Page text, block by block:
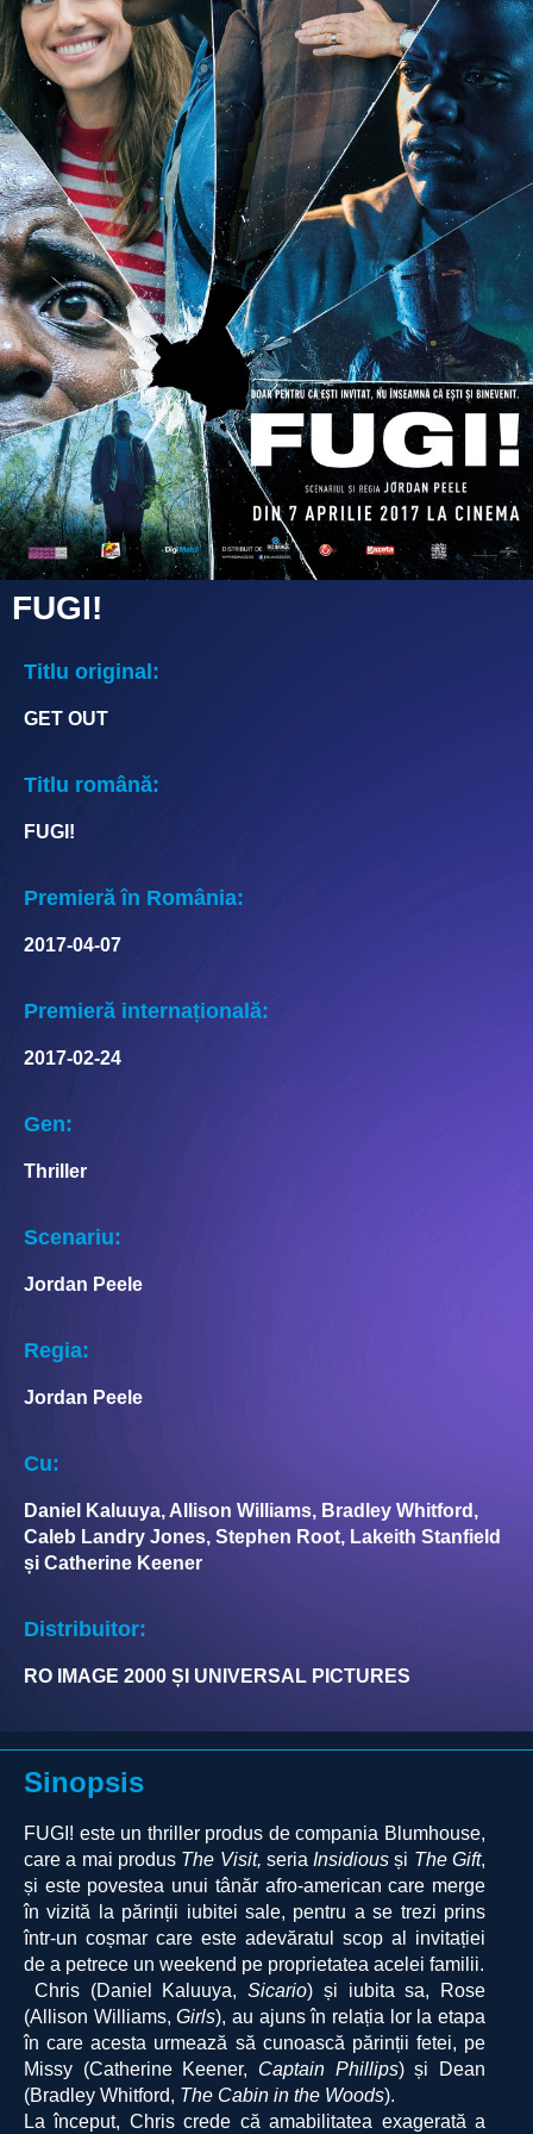
FUGI!
Titlu original:
GET OUT
Titlu română:
FUGI!
Premieră în România:
2017-04-07
Premieră internațională:
2017-02-24
Gen:
Thriller
Scenariu:
Jordan Peele
Regia:
Jordan Peele
Cu:
Daniel Kaluuya, Allison Williams, Bradley Whitford,
Caleb Landry Jones, Stephen Root, Lakeith Stanfield
și Catherine Keener
Distribuitor:
RO IMAGE 2000 ȘI UNIVERSAL PICTURES
Sinopsis
FUGI! este un thriller produs de compania Blumhouse,
care a mai produs The Visit, seria Insidious și The Gift,
și este povestea unui tânăr afro-american care merge
în vizită la părinții iubitei sale, pentru a se trezi prins
într-un coșmar care este adevăratul scop al invitației
de a petrece un weekend pe proprietatea acelei familii.
Chris (Daniel Kaluuya, Sicario) și iubita sa, Rose
(Allison Williams,Girls), au ajuns în relația lor la etapa
în care acesta urmează să cunoască părinții fetei, pe
Missy (Catherine Keener, Captain Phillips) și Dean
(Bradley Whitford, The Cabin in the Woods).
La început, Chris crede că amabilitatea exagerată a